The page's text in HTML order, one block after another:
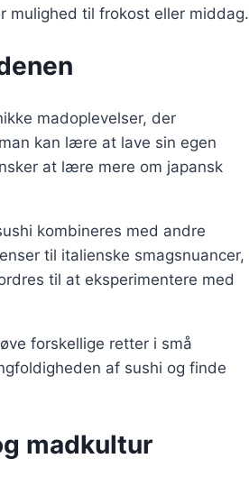
mulighed til frokost eller middag.
madoplevelser, der
kan lære at lave sin egen
at lære mere om japansk
kombineres med andre
til italienske smagsnuancer,
til at eksperimentere med
forskellige retter i små
af sushi og finde
madkultur